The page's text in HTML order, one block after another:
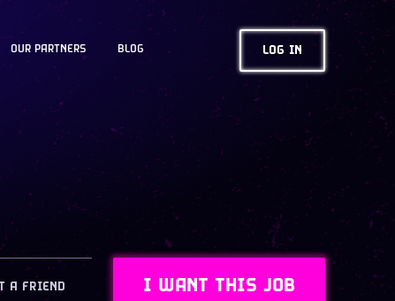
OUR PARTNERS BLOG LOG IN
A FRIEND I WANT THIS JOB